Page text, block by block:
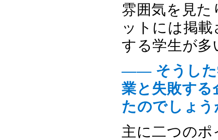
雰囲気を見
ットには掲
する学生が
―― そうした
業と失敗す
たのでしょう
主に二つの